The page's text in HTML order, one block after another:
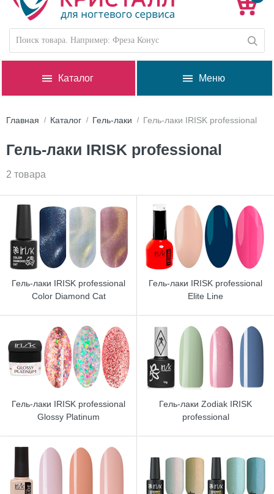
Каталог Меню
Главная Каталог Гель-лаки Гель-лаки IRISK professional
Гель-лаки IRISK professional
2 товара
Гель-лаки IRISK professional
Color Diamond Cat
Гель-лаки IRISK professional
Elite Line
Гель-лаки IRISK professional
Glossy Platinum
Гель-лаки Zodiak IRISK
professional